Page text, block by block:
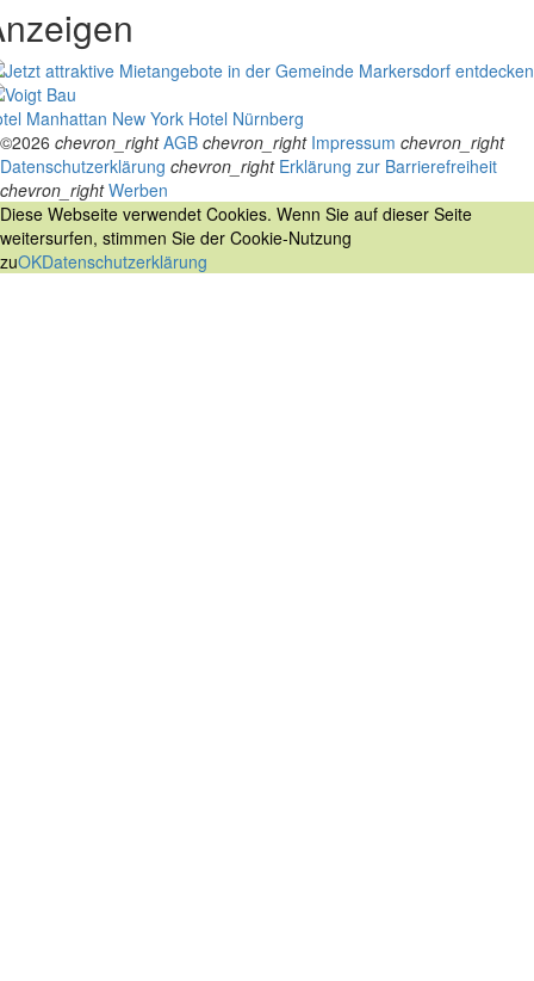
Manhattan New York Hotel Nürnberg
©2026 chevron_right AGB chevron_right Impressum chevron_right
Datenschutzerklärung chevron_right Erklärung zur Barrierefreiheit
chevron_right Werben
Diese Webseite verwendet Cookies. Wenn Sie auf dieser Seite
weitersurfen, stimmen Sie der Cookie-Nutzung
zuOKDatenschutzerklärung